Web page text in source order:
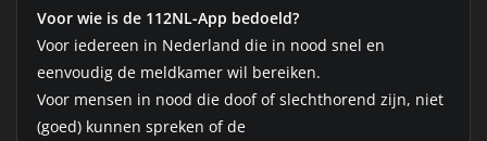
Voor wie is de 112NL-App bedoeld?
Voor iedereen in Nederland die in nood snel en
eenvoudig de meldkamer wil bereiken.
Voor mensen in nood die doof of slechthorend zijn, niet
(goed) kunnen spreken of de